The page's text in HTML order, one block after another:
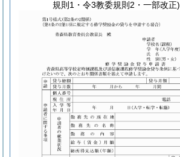
規則1・令3教委規則2・一部改正)